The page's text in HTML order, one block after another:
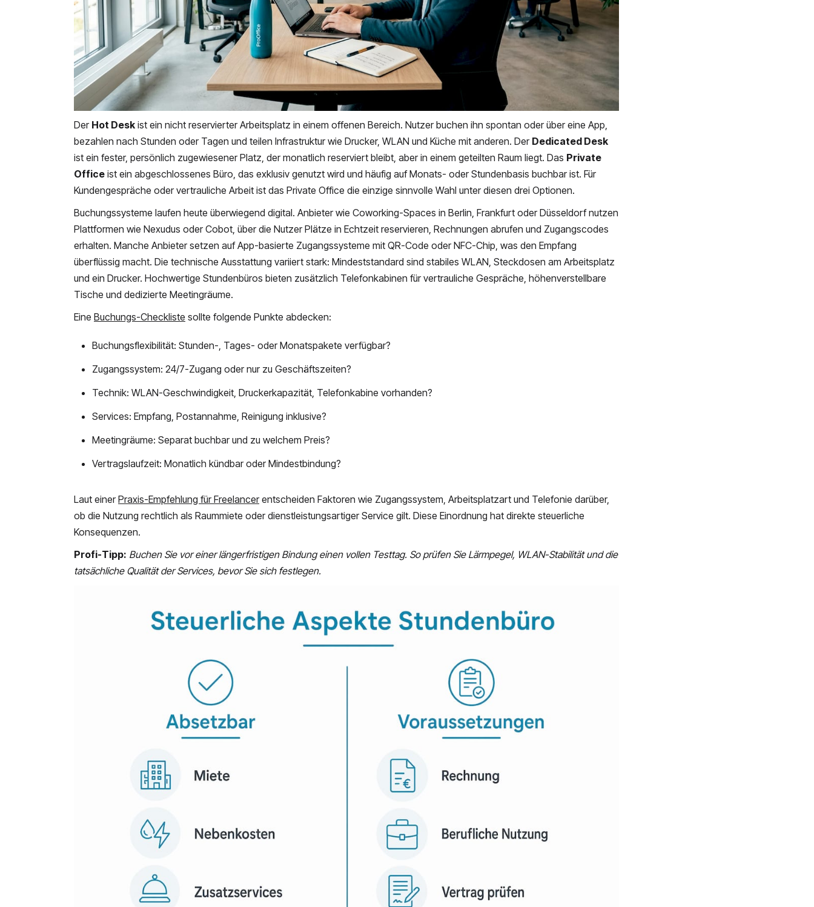
Der Hot Desk ist ein nicht reservierter Arbeitsplatz in einem offenen Bereich. Nutzer buchen ihn spontan oder über eine App,
bezahlen nach Stunden oder Tagen und teilen Infrastruktur wie Drucker, WLAN und Küche mit anderen. Der Dedicated Desk
ist ein fester, persönlich zugewiesener Platz, der monatlich reserviert bleibt, aber in einem geteilten Raum liegt. Das Private
Office ist ein abgeschlossenes Büro, das exklusiv genutzt wird und häufig auf Monats- oder Stundenbasis buchbar ist. Für
Kundengespräche oder vertrauliche Arbeit ist das Private Office die einzige sinnvolle Wahl unter diesen drei Optionen.
Buchungssysteme laufen heute überwiegend digital. Anbieter wie Coworking-Spaces in Berlin, Frankfurt oder Düsseldorf nutzen
Plattformen wie Nexudus oder Cobot, über die Nutzer Plätze in Echtzeit reservieren, Rechnungen abrufen und Zugangscodes
erhalten. Manche Anbieter setzen auf App-basierte Zugangssysteme mit QR-Code oder NFC-Chip, was den Empfang
überflüssig macht. Die technische Ausstattung variiert stark: Mindeststandard sind stabiles WLAN, Steckdosen am Arbeitsplatz
und ein Drucker. Hochwertige Stundenbüros bieten zusätzlich Telefonkabinen für vertrauliche Gespräche, höhenverstellbare
Tische und dedizierte Meetingräume.
Eine Buchungs-Checkliste sollte folgende Punkte abdecken:
Buchungsflexibilität: Stunden-, Tages- oder Monatspakete verfügbar?
Zugangssystem: 24/7-Zugang oder nur zu Geschäftszeiten?
Technik: WLAN-Geschwindigkeit, Druckerkapazität, Telefonkabine vorhanden?
Services: Empfang, Postannahme, Reinigung inklusive?
Meetingräume: Separat buchbar und zu welchem Preis?
Vertragslaufzeit: Monatlich kündbar oder Mindestbindung?
Laut einerPraxis-Empfehlung für Freelancerentscheiden Faktoren wie Zugangssystem, Arbeitsplatzart und Telefonie darüber,
ob die Nutzung rechtlich als Raummiete oder dienstleistungsartiger Service gilt. Diese Einordnung hat direkte steuerliche
Konsequenzen.
Profi-Tipp: Buchen Sie vor einer längerfristigen Bindung einen vollen Testtag. So prüfen Sie Lärmpegel, WLAN-Stabilität und die
tatsächliche Qualität der Services, bevor Sie sich festlegen.